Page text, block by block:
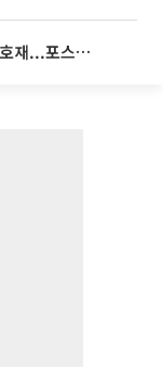
[증시키워드] 반도체 충격 뚫은 개별 호재...포스코퓨처엠·에코프로·한화솔루션 '눈길'